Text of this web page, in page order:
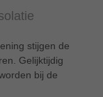
stijgen de
Gelijktijdig
bij de